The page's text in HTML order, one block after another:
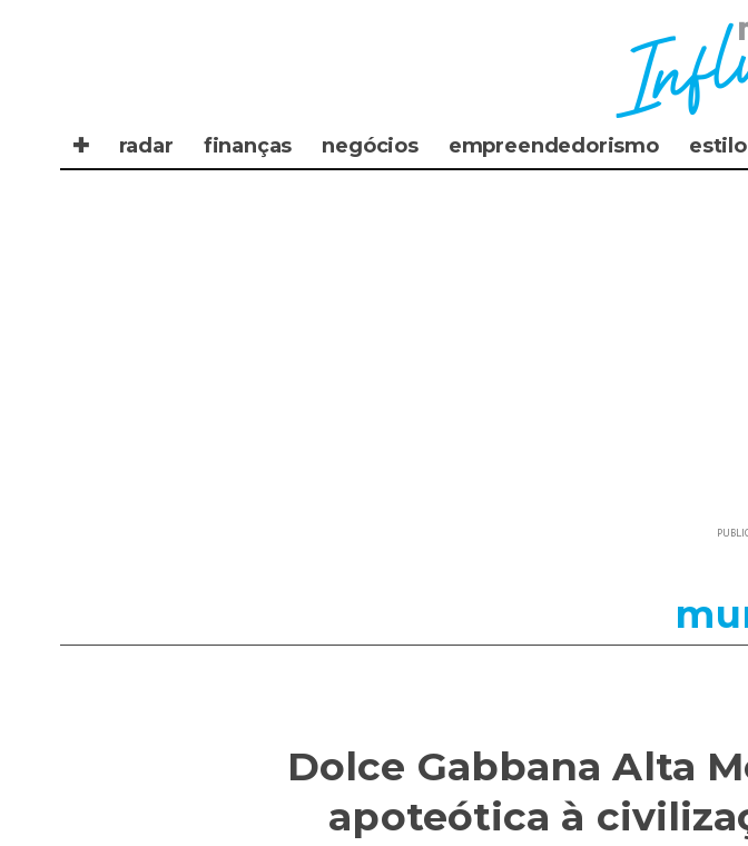
✚ radar finanças negócios empreendedorismo
Dolce Gabbana Alta
apoteótica à